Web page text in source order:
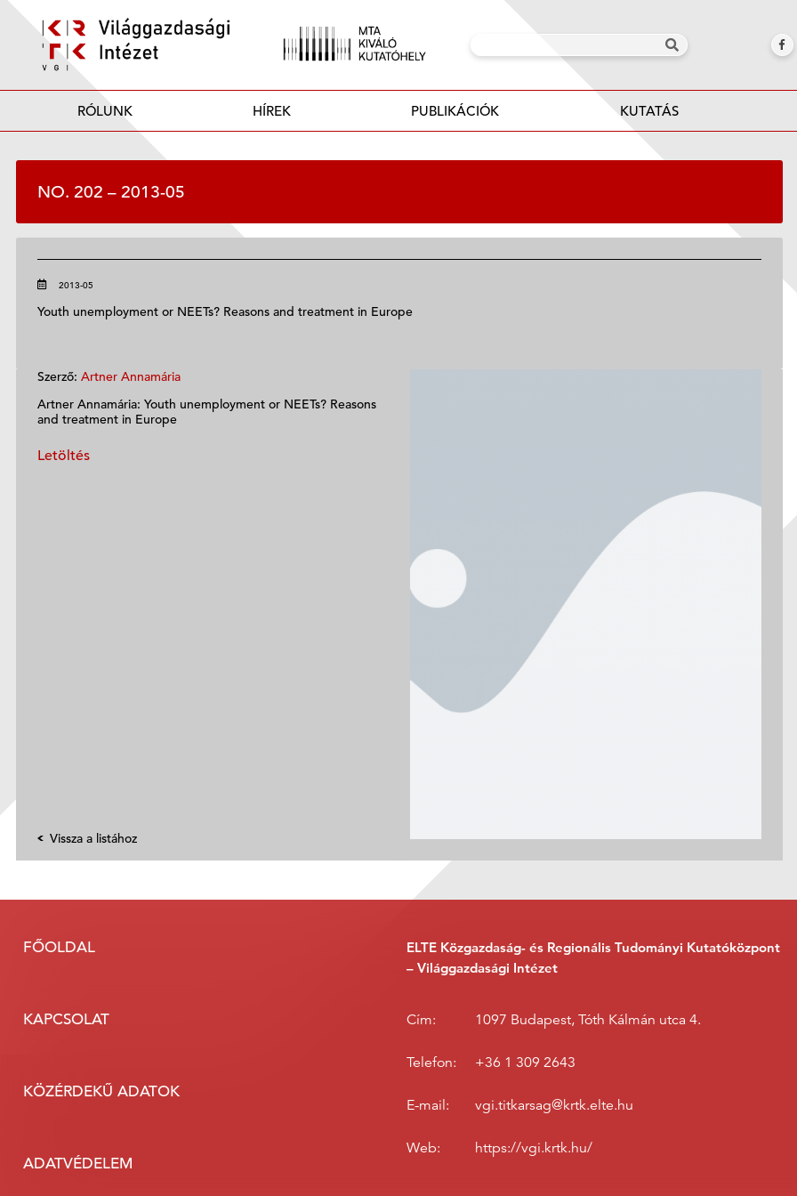
RÓLUNK HÍREK PUBLIKÁCIÓK KUTATÁS
NO. 202 – 2013-05
2013-05
Youth unemployment or NEETs? Reasons and treatment in Europe
Szerző: Artner Annamária
Artner Annamária: Youth unemployment or NEETs? Reasons
and treatment in Europe
Letöltés
Vissza a listához
FŐOLDAL
KAPCSOLAT
KÖZÉRDEKŰ ADATOK
ADATVÉDELEM
ELTE Közgazdaság- és Regionális Tudományi Kutatóközpont
– Világgazdasági Intézet
Cím: 1097 Budapest, Tóth Kálmán utca 4.
Telefon: +36 1 309 2643
E-mail: vgi.titkarsag@krtk.elte.hu
Web: https://vgi.krtk.hu/